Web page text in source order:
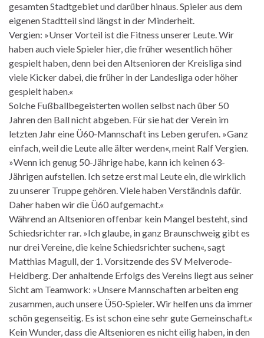
gesamten Stadtgebiet und darüber hinaus. Spieler aus dem
eigenen Stadtteil sind längst in der Minderheit.
Vergien: »Unser Vorteil ist die Fitness unserer Leute. Wir
haben auch viele Spieler hier, die früher wesentlich höher
gespielt haben, denn bei den Altsenioren der Kreisliga sind
viele Kicker dabei, die früher in der Landesliga oder höher
gespielt haben.«
Solche Fußballbegeisterten wollen selbst nach über 50
Jahren den Ball nicht abgeben. Für sie hat der Verein im
letzten Jahr eine Ü60-Mannschaft ins Leben gerufen. »Ganz
einfach, weil die Leute alle älter werden«, meint Ralf Vergien.
»Wenn ich genug 50-Jährige habe, kann ich keinen 63-
Jährigen aufstellen. Ich setze erst mal Leute ein, die wirklich
zu unserer Truppe gehören. Viele haben Verständnis dafür.
Daher haben wir die Ü60 aufgemacht.«
Während an Altsenioren offenbar kein Mangel besteht, sind
Schiedsrichter rar. »Ich glaube, in ganz Braunschweig gibt es
nur drei Vereine, die keine Schiedsrichter suchen«, sagt
Matthias Magull, der 1. Vorsitzende des SV Melverode-
Heidberg. Der anhaltende Erfolgs des Vereins liegt aus seiner
Sicht am Teamwork: »Unsere Mannschaften arbeiten eng
zusammen, auch unsere Ü50-Spieler. Wir helfen uns da immer
schön gegenseitig. Es ist schon eine sehr gute Gemeinschaft.«
Kein Wunder, dass die Altsenioren es nicht eilig haben, in den